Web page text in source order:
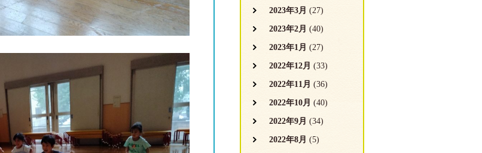
2023年3月 (27)
2023年2月 (40)
2023年1月 (27)
2022年12月 (33)
2022年11月 (36)
2022年10月 (40)
2022年9月 (34)
2022年8月 (5)